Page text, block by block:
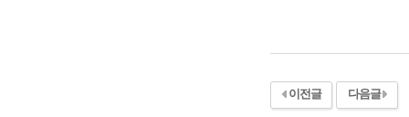
이전글 다음글